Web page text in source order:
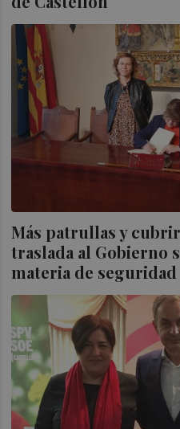
Más patrullas y
traslada al Gobierno
materia de seguridad